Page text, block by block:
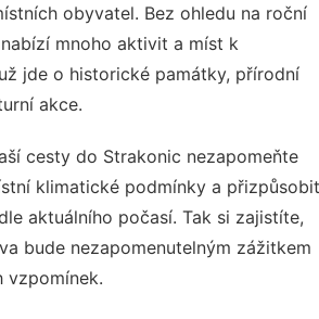
obyvatel. Bez ohledu na roční
mnoho aktivit a míst k
jde o historické památky, přírodní
akce.
cesty do Strakonic nezapomeňte
klimatické podmínky a přizpůsobit
aktuálního počasí. Tak si zajistíte,
bude nezapomenutelným zážitkem
vzpomínek.